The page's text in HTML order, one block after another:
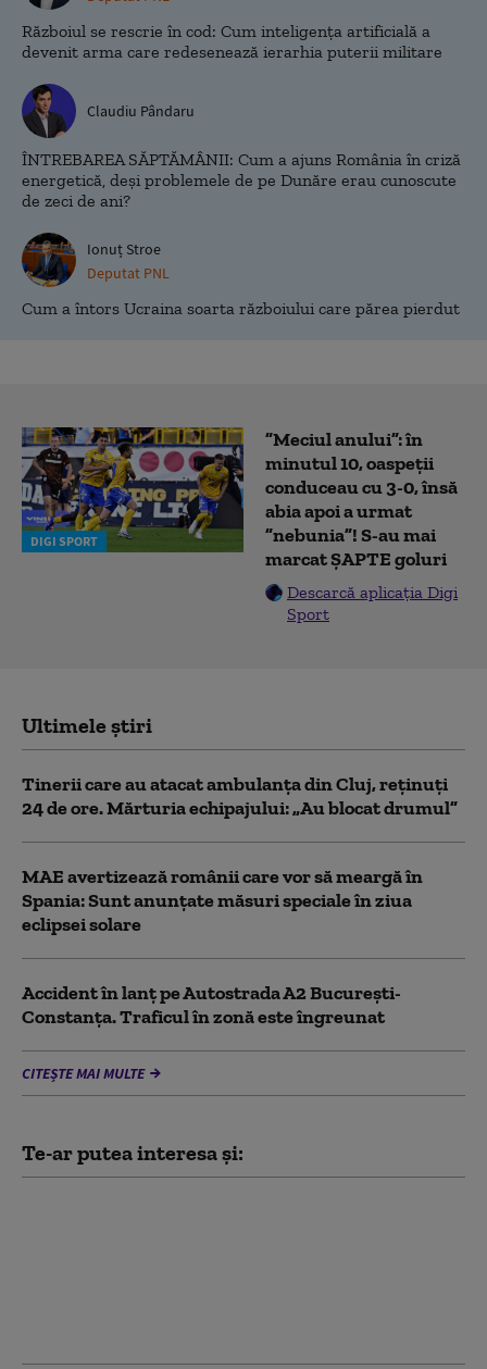
Războiul se rescrie în cod: Cum inteligența artificială a
devenit arma care redesenează ierarhia puterii militare
Claudiu Pândaru
ÎNTREBAREA SĂPTĂMÂNII: Cum a ajuns România în criză
energetică, deși problemele de pe Dunăre erau cunoscute
de zeci de ani?
Ionuț Stroe
Deputat PNL
Cum a întors Ucraina soarta războiului care părea pierdut
DIGI SPORT
”Meciul anului”: în
minutul 10, oaspeții
conduceau cu 3-0, însă
abia apoi a urmat
”nebunia”! S-au mai
marcat ȘAPTE goluri
Descarcă aplicația Digi
Sport
Ultimele știri
Tinerii care au atacat ambulanța din Cluj, reținuți
24 de ore. Mărturia echipajului: „Au blocat drumul”
MAE avertizează românii care vor să meargă în
Spania: Sunt anunțate măsuri speciale în ziua
eclipsei solare
Accident în lanț pe Autostrada A2 București-
Constanța. Traficul în zonă este îngreunat
CITEȘTE MAI MULTE
Te-ar putea interesa și: